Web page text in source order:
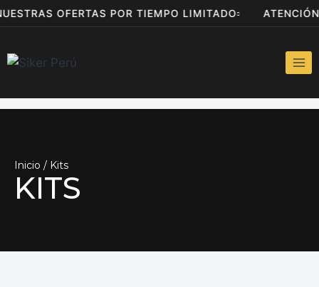
OFERTAS POR TIEMPO LIMITADO
Inicio / Kits
KITS